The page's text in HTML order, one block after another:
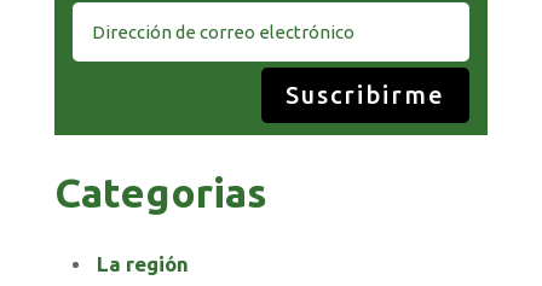
Suscribirme
Categorias
La región